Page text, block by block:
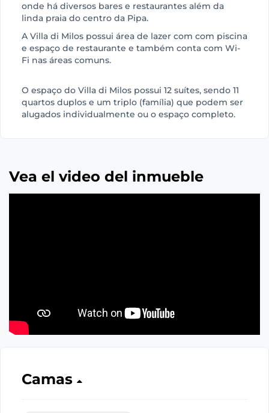
onde há diversos bares e restaurantes além da
linda praia do centro da Pipa.
A Villa di Milos possui área de lazer com com piscina
e espaço de restaurante e também conta com Wi-
Fi nas áreas comuns.
O espaço do Villa di Milos possui 12 suítes, sendo 11
quartos duplos e um triplo (família) que podem ser
alugados individualmente ou o espaço completo.
Vea el video del inmueble
Camas